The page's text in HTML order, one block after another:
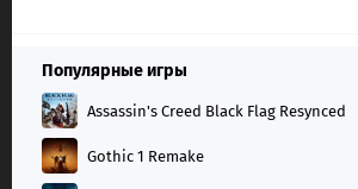
Популярные игры
Assassin's Creed Black Flag Resynced
Gothic 1 Remake